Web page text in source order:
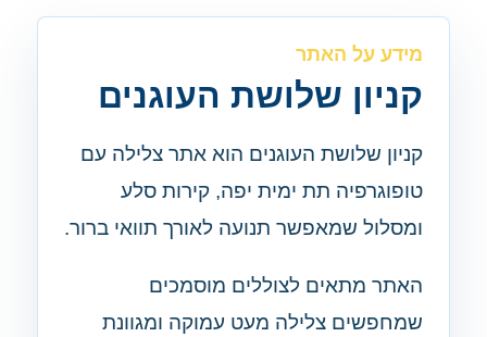
מידע על האתר
קניון שלושת העוגנים
קניון שלושת העוגנים הוא אתר צלילה עם
טופוגרפיה תת ימית יפה, קירות סלע
ומסלול שמאפשר תנועה לאורך תוואי ברור.
האתר מתאים לצוללים מוסמכים
שמחפשים צלילה מעט עמוקה ומגוונת